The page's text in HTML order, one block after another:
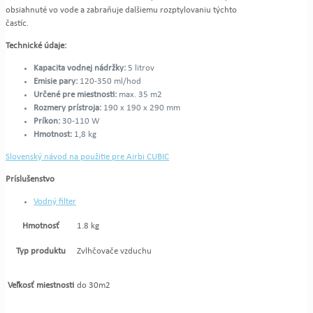
obsiahnuté vo vode a zabraňuje dalšiemu rozptylovaniu týchto
častíc.
Technické údaje:
Kapacita vodnej nádržky: 5 litrov
Emisie pary: 120-350 ml/hod
Určené pre miestnosti: max. 35 m2
Rozmery prístroja: 190 x 190 x 290 mm
Príkon: 30-110 W
Hmotnost: 1,8 kg
Slovenský návod na použitie pre Airbi CUBIC
Príslušenstvo
Vodný filter
Hmotnosť 1.8 kg
Typ produktu Zvlhčovače vzduchu
Veľkosť miestnosti do 30m2